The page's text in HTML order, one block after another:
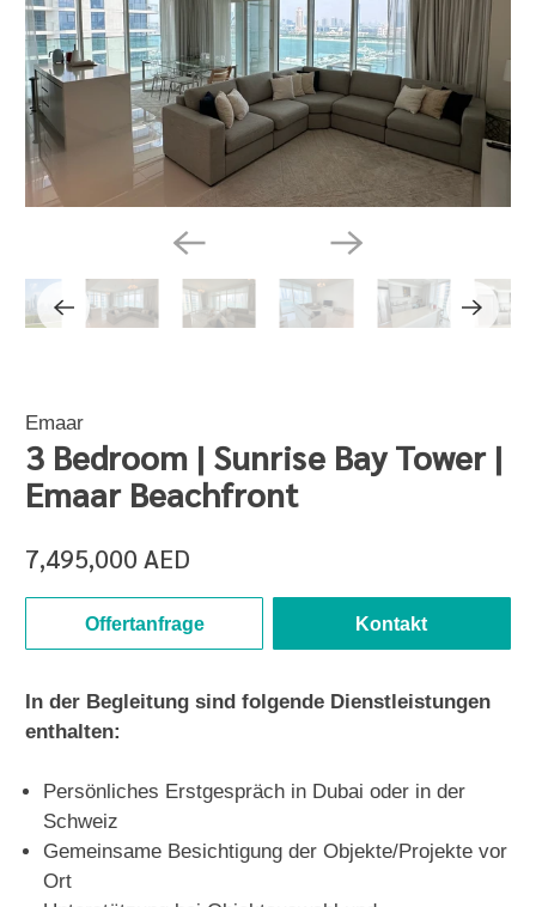
Emaar
3 Bedroom | Sunrise Bay Tower |
Emaar Beachfront
7,495,000 AED
Offertanfrage Kontakt
In der Begleitung sind folgende Dienstleistungen
enthalten:
Persönliches Erstgespräch in Dubai oder in der
Schweiz
Gemeinsame Besichtigung der Objekte/Projekte vor
Ort